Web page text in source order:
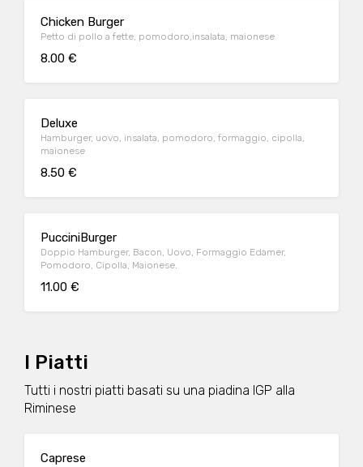
Chicken Burger
Petto di pollo a fette, pomodoro,insalata, maionese
8.00 €
Deluxe
Hamburger, uovo, insalata, pomodoro, formaggio, cipolla,
maionese
8.50 €
PucciniBurger
Doppio Hamburger, Bacon, Uovo, Formaggio Edamer,
Pomodoro, Cipolla, Maionese.
11.00 €
I Piatti
Tutti i nostri piatti basati su una piadina IGP alla
Riminese
Caprese